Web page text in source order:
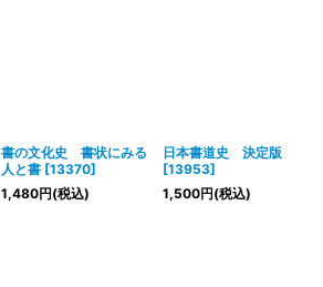
書の文化史 書状にみる
人と書 [13370]
1,480円(税込)
日本書道史 決定版
[13953]
1,500円(税込)